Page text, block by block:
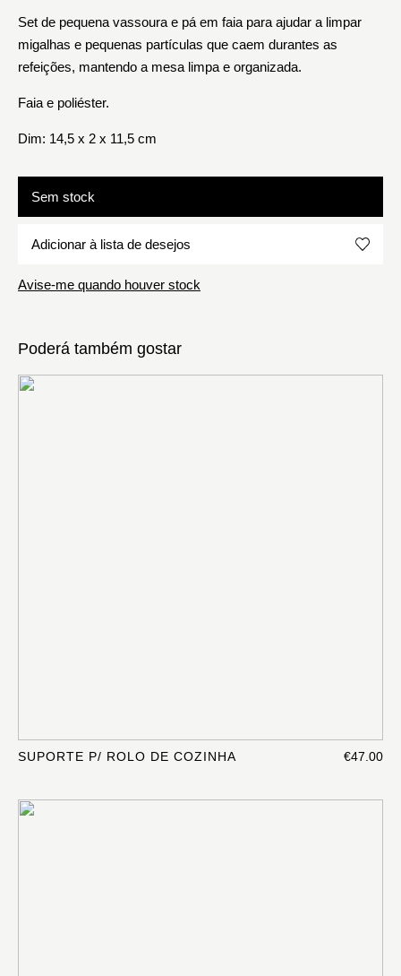
Set de pequena vassoura e pá em faia para ajudar a limpar
migalhas e pequenas partículas que caem durantes as
refeições, mantendo a mesa limpa e organizada.
Faia e poliéster.
Dim: 14,5 x 2 x 11,5 cm
Sem stock
Adicionar à lista de desejos
Avise-me quando houver stock
Poderá também gostar
SUPORTE P/ ROLO DE COZINHA €47.00